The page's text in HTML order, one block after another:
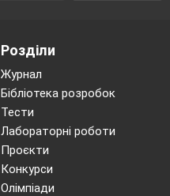
Розділи
Журнал
Бібліотека розробок
Тести
Лабораторні роботи
Проєкти
Конкурси
Олімпіади